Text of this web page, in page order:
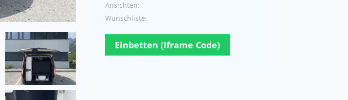
Ansichten:
Wunschliste:
Einbetten (Iframe Code)